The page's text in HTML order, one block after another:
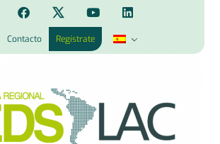
Contacto Regístrate